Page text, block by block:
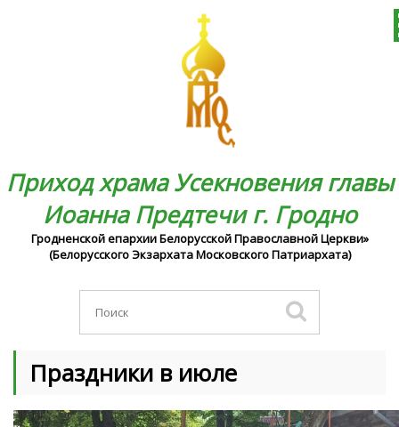
Приход храма Усекновения главы
Иоанна Предтечи г. Гродно
Гродненской епархии Белорусской Православной Церкви»
(Белорусского Экзархата Московского Патриархата)
Праздники в июле